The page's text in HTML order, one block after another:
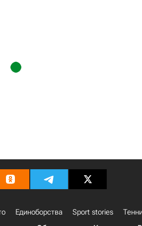
Единоборства Sport stories